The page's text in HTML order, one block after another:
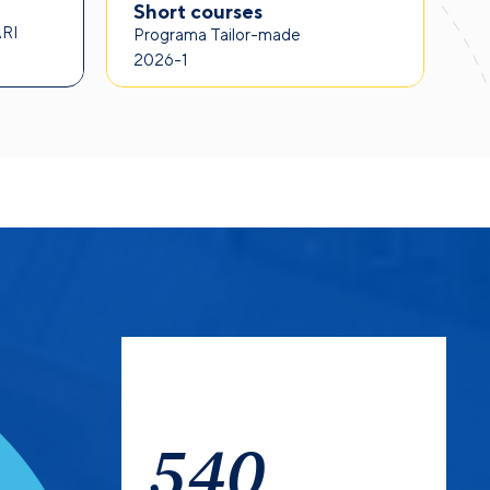
Short courses
Programa Tailor-made
2026-1
tienen convocatoria